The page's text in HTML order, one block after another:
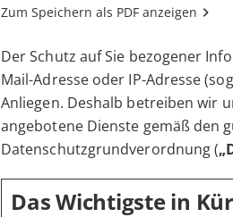
Zum Speichern als PDF anzeigen
Der Schutz auf Sie bezogener
Mail-Adresse oder IP-Adresse
Anliegen. Deshalb betreiben wir
angebotene Dienste gemäß den
Datenschutzgrundverordnung (
Das Wichtigste in